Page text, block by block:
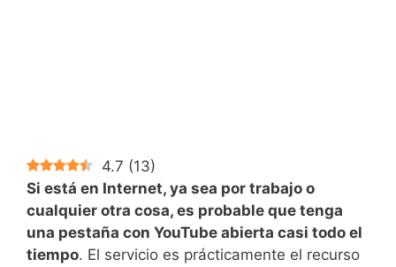
4.7 (13)
Si está en Internet, ya sea por trabajo o
cualquier otra cosa, es probable que tenga
una pestaña con YouTube abierta casi todo el
tiempo. El servicio es prácticamente el recurso